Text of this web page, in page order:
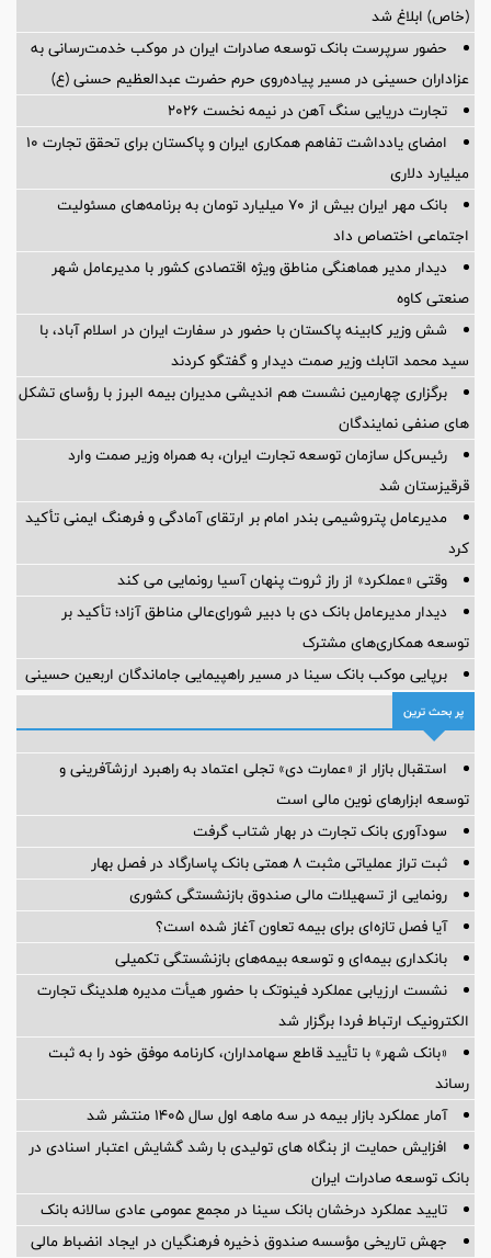
(خاص) ابلاغ شد
حضور سرپرست بانک توسعه صادرات ایران در موکب خدمت‌رسانی به
عزاداران حسینی در مسیر پیاده‌روی حرم حضرت عبدالعظیم حسنی (ع)
تجارت دریایی سنگ آهن در نیمه نخست ۲۰۲۶
امضای یادداشت تفاهم همکاری ایران و پاکستان برای تحقق تجارت ۱۰
میلیارد دلاری
بانک مهر ایران بیش از ۷۰ میلیارد تومان به برنامه‌های مسئولیت
اجتماعی اختصاص داد
دیدار مدیر هماهنگی مناطق ویژه اقتصادی کشور با مدیرعامل شهر
صنعتی کاوه
شش وزیر کابینه پاکستان با حضور در سفارت ایران در اسلام آباد، با
سيد محمد اتابك وزير صمت ديدار و گفتگو كردند
برگزاری چهارمین نشست هم اندیشی مدیران بیمه البرز با رؤسای تشکل
های صنفی نمایندگان
رئیس‌کل سازمان توسعه تجارت ایران، به همراه وزیر صمت وارد
قرقیزستان شد
مدیرعامل پتروشیمی بندر امام بر ارتقای آمادگی و فرهنگ ایمنی تأکید
کرد
وقتی «عملکرد» از راز ثروت پنهان آسیا رونمایی می کند
دیدار مدیرعامل بانک دی با دبیر شورای‌عالی مناطق آزاد؛ تأکید بر
توسعه همکاری‌های مشترک
برپایی موکب بانک سینا در مسیر راهپیمایی جاماندگان اربعین حسینی
پر بحث ترین
استقبال بازار از «عمارت دی» تجلی اعتماد به راهبرد ارزشآفرینی و
توسعه ابزارهای نوین مالی است
سودآوری بانک تجارت در بهار شتاب گرفت
ثبت تراز عملیاتی مثبت ۸ همتی بانک پاسارگاد در فصل بهار
رونمایی از تسهیلات مالی صندوق بازنشستگی کشوری
آیا فصل تازه‌ای برای بیمه تعاون آغاز شده است؟
بانکداری بیمه‌ای و توسعه بیمه‌های بازنشستگی تکمیلی
نشست ارزیابی عملکرد فینوتک با حضور هیأت‌ مدیره هلدینگ تجارت
الکترونیک ارتباط فردا برگزار شد
«بانک شهر» با تأیید قاطع سهامداران، کارنامه موفق خود را به ثبت
رساند
آمار عملكرد بازار بیمه در سه ماهه اول سال 1405 منتشر شد
افزایش حمایت از بنگاه های تولیدی با رشد گشایش اعتبار اسنادی در
بانک توسعه صادرات ایران
تایید عملکرد درخشان بانک سینا در مجمع عمومی عادی سالانه بانک
جهش تاریخی مؤسسه صندوق ذخیره فرهنگیان در ایجاد انضباط مالی